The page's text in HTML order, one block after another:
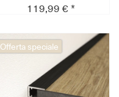
acciaio, per
alluminio,
1000pz/pacco
119,99 € *
Offerta speciale